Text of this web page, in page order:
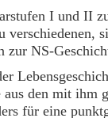
I und II
verschiedenen,
zur NS-
aus den mit ihm
für eine